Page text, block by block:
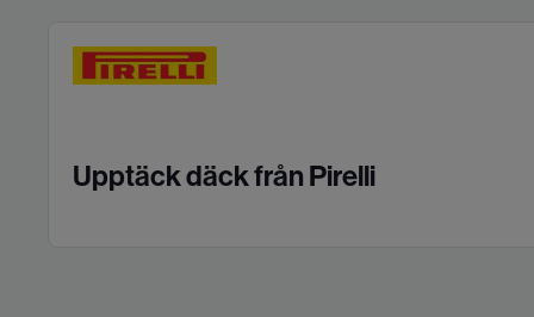
Upptäck däck från Pirelli